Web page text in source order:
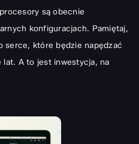
są obecnie
konfiguracjach. Pamiętaj,
serce, które będzie napędzać
lat. A to jest inwestycja, na